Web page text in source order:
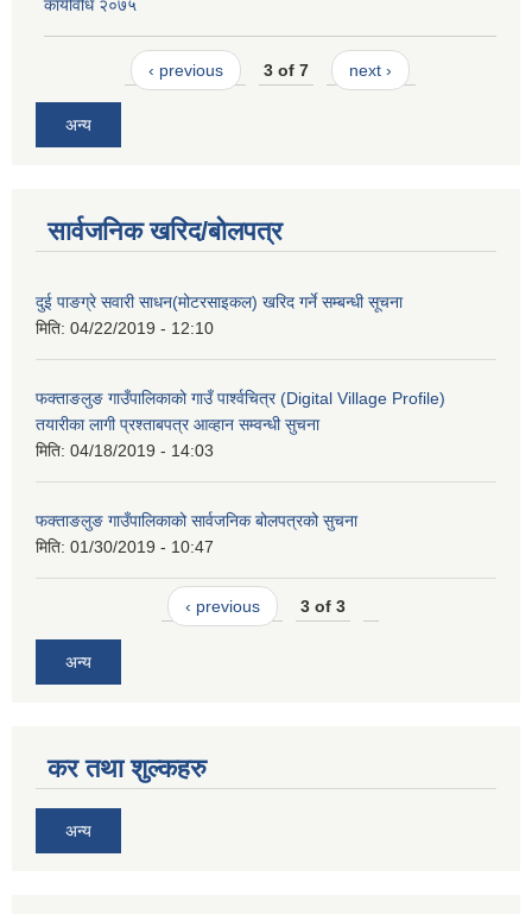
कार्यविधि २०७५
‹ previous 3 of 7 next ›
अन्य
सार्वजनिक खरिद/बोलपत्र
दुई पाङग्रे सवारी साधन(मोटरसाइकल) खरिद गर्ने सम्बन्धी सूचना
मिति: 04/22/2019 - 12:10
फक्ताङलुङ गाउँपालिकाको गाउँ पार्श्वचित्र (Digital Village Profile)
तयारीका लागी प्रश्ताबपत्र आव्हान सम्वन्धी सुचना
मिति: 04/18/2019 - 14:03
फक्ताङलुङ गाउँपालिकाको सार्वजनिक बोलपत्रको सुचना
मिति: 01/30/2019 - 10:47
‹ previous 3 of 3
अन्य
कर तथा शुल्कहरु
अन्य